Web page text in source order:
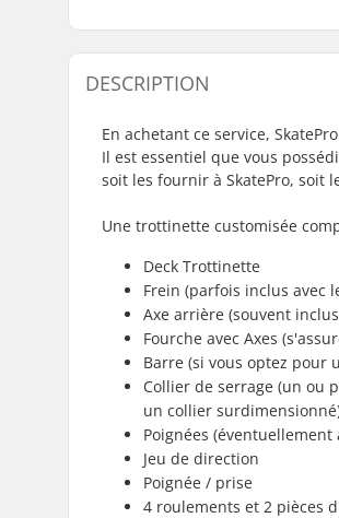
DESCRIPTION
En achetant ce service,
Il est essentiel que vous
soit les fournir à SkatePro, soit
Une trottinette customisée
Deck Trottinette
Frein (parfois inclus avec
Axe arrière (souvent
Fourche avec Axes
Barre (si vous optez pour
Collier de serrage (un ou
un collier
Poignées
Jeu de direction
Poignée / prise
4 roulements et 2 pièces